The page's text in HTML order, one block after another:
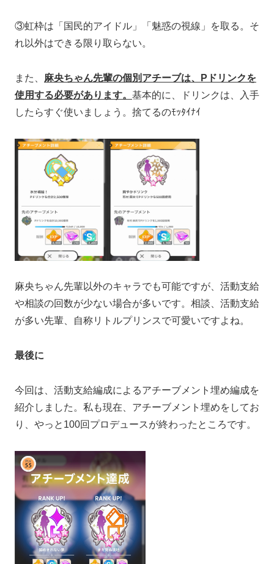
③虹枠は「国民的アイドル」「魅惑の視線」を取る。そ
れ以外はできる限り取らない。
また、 麻央ちゃん先輩の個別アチーブは、Pドリンクを
使用する必要があります。 基本的に、ドリンクは、入手
したらすぐ使いましょう。捨てるのﾓｯﾀｲﾅｲ
麻央ちゃん先輩以外のキャラでも可能ですが、活動支給
や相談の回数が少ない場合が多いです。相談、活動支給
が多い先輩、自称リトルプリンスで可愛いですよね。
最後に
今回は、活動支給編成によるアチーブメント埋め編成を
紹介しました。私も現在、アチーブメント埋めをしてお
り、やっと100回プロデュースが終わったところです。